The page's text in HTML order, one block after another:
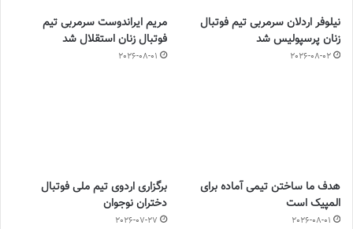
نیلوفر اردلان سرمربی تیم فوتبال
زنان پرسپولیس شد
2026-08-02
مریم ایراندوست سرمربی تیم
فوتبال زنان استقلال شد
2026-08-01
هدف ما ساختن تیمی آماده برای
المپیک است
2026-08-01
برگزاری اردوی تیم ملی فوتبال
دختران نوجوان
2026-07-27